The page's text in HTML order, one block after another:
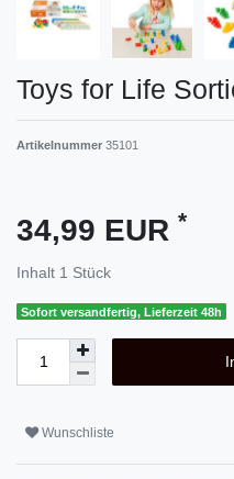
Toys for Life
Artikelnummer 35101
34,99 EUR *
Inhalt 1 Stück
Sofort versandfertig, Lieferzeit 48h
Wunschliste